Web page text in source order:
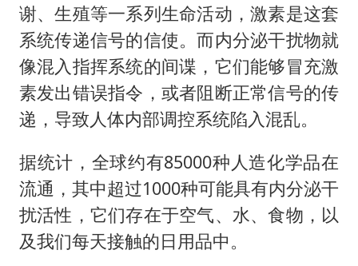
谢、生殖等一系列生命活动，激素是这套
系统传递信号的信使。而内分泌干扰物就
像混入指挥系统的间谍，它们能够冒充激
素发出错误指令，或者阻断正常信号的传
递，导致人体内部调控系统陷入混乱。
据统计，全球约有85000种人造化学品在
流通，其中超过1000种可能具有内分泌干
扰活性，它们存在于空气、水、食物，以
及我们每天接触的日用品中。